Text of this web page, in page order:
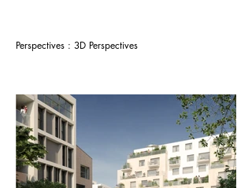
Perspectives : 3D Perspectives